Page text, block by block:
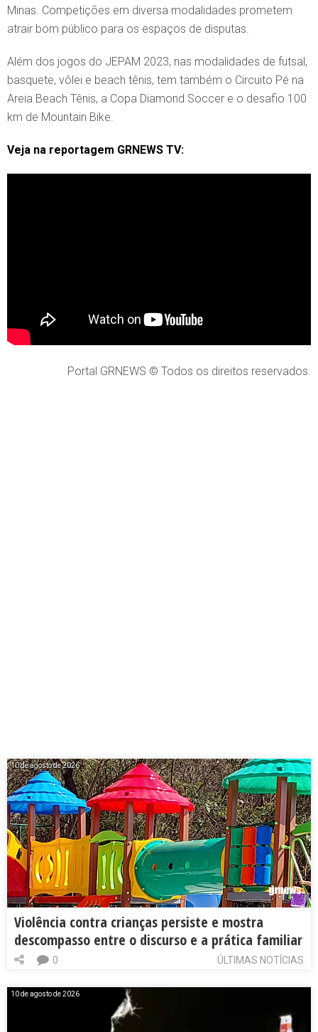
Minas. Competições em diversa modalidades prometem
atrair bom público para os espaços de disputas.
Além dos jogos do JEPAM 2023, nas modalidades de futsal,
basquete, vôlei e beach tênis, tem também o Circuito Pé na
Areia Beach Tênis, a Copa Diamond Soccer e o desafio 100
km de Mountain Bike.
Veja na reportagem GRNEWS TV:
Portal GRNEWS © Todos os direitos reservados.
10 de agosto de 2026
Violência contra crianças persiste e mostra
descompasso entre o discurso e a prática familiar
ÚLTIMAS NOTÍCIAS
0
10 de agosto de 2026